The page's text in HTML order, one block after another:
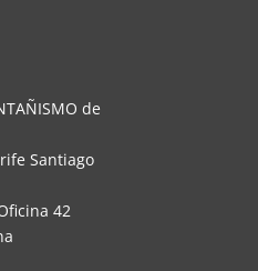
de
Santiago
42